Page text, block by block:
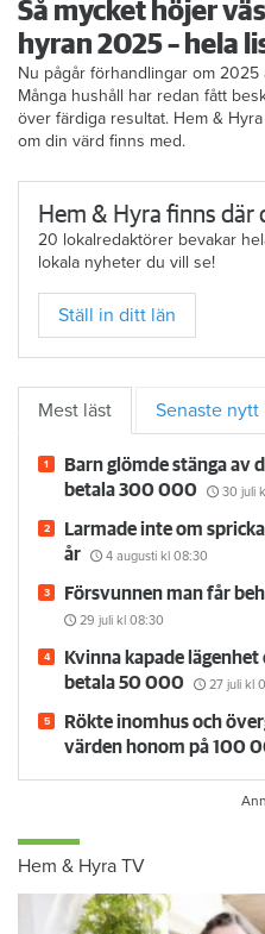
Så mycket höjer
hyran 2025 – hela
Nu pågår förhandlingar om 2025
Många hushåll har redan fått
över färdiga resultat. Hem &
om din värd finns med.
Hem & Hyra finns där
20 lokalredaktörer bevakar
lokala nyheter du vill se!
Ställ in ditt län
Mest läst Senaste nytt
Barn glömde stänga av
betala 300 000
30 juli
Larmade inte om
år
4 augusti kl 08:30
Försvunnen man får
29 juli kl 08:30
Kvinna kapade
betala 50 000
27 juli kl
Rökte inomhus och
värden honom på 100
Hem & Hyra TV